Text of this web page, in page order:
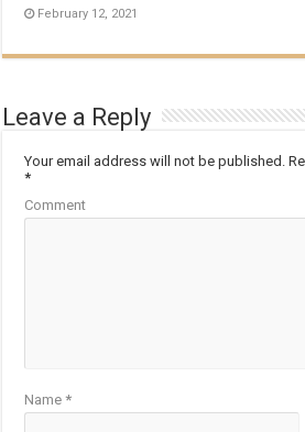
February 12, 2021
Leave a Reply
Your email address will not be published.
*
Comment
Name*